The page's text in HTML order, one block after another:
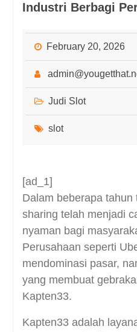
Industri Berbagi
February 20, 2026
Judi Slot
slot
[ad_1]
Dalam beberapa
sharing telah menjadi
nyaman bagi
Perusahaan seperti
mendominasi pasar,
yang membuat
Kapten33.
Kapten33 adalah